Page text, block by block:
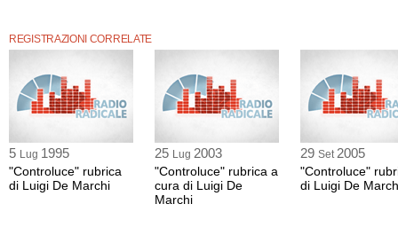
REGISTRAZIONI CORRELATE
5 Lug 1995
"Controluce" rubrica
di Luigi De Marchi
25 Lug 2003
"Controluce" rubrica a
cura di Luigi De
Marchi
29 Set 2005
"Controluce"
di Luigi De